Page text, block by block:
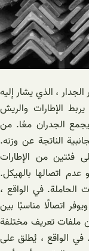
، الذي يشار إليه
الإطارات والريش
الجدران معًا. من
الناتجة عن وزنه.
فئتين من الإطارات
عدم اتصالها بالهيكل.
الحاملة. في الواقع ،
اتصالًا مناسبًا بين
ملفات تعريف مختلفة
في الواقع ، يُطلق على